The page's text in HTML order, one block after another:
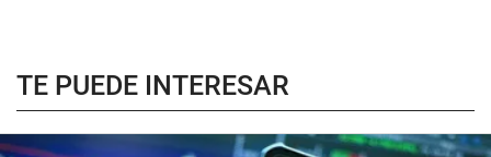
TE PUEDE INTERESAR